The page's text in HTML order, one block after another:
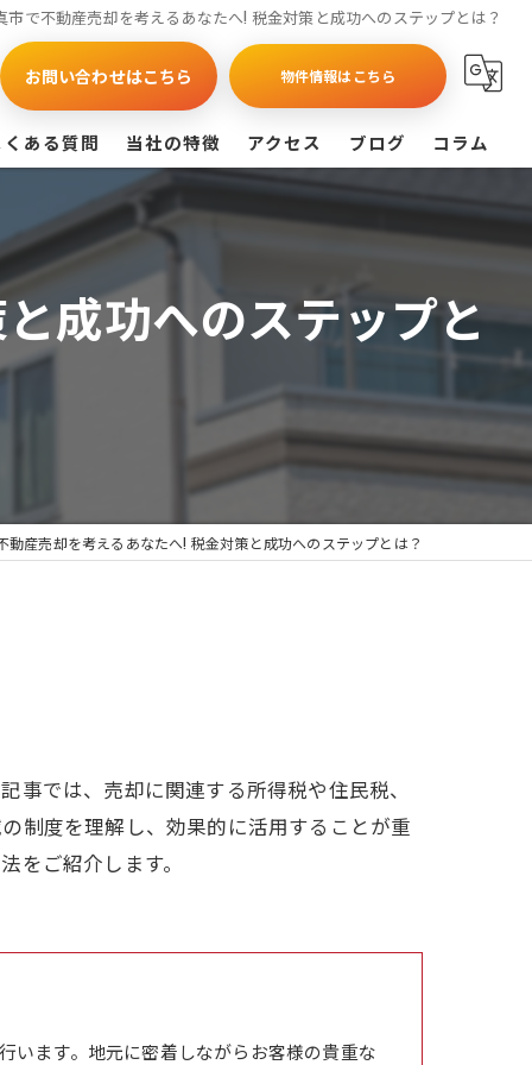
市で不動産売却を考えるあなたへ! 税金対策と成功へのステップとは？
お問い合わせはこちら 物件情報はこちら
くある質問 当社の特徴
買取
戸建て
マンション
アクセス ブログ コラム
成功へのステップと
動産売却を考えるあなたへ! 税金対策と成功へのステップとは？
では、売却に関連する所得税や住民税、
制度を理解し、効果的に活用することが重
をご紹介します。
います。地元に密着しながらお客様の貴重な